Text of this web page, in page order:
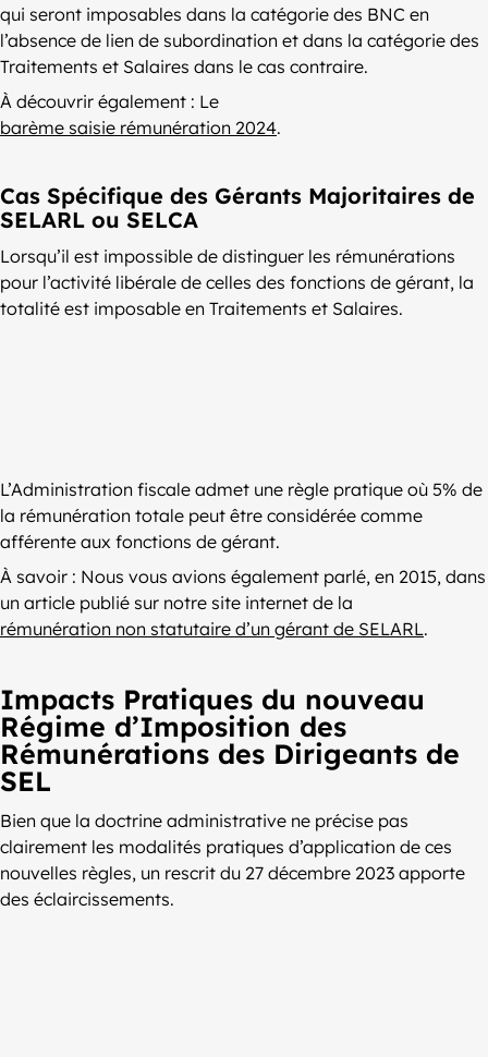
qui seront imposables dans la catégorie des BNC en
l’absence de lien de subordination et dans la catégorie des
Traitements et Salaires dans le cas contraire.
À découvrir également : Le
barème saisie rémunération 2024.
Cas Spécifique des Gérants Majoritaires de
SELARL ou SELCA
Lorsqu’il est impossible de distinguer les rémunérations
pour l’activité libérale de celles des fonctions de gérant, la
totalité est imposable en Traitements et Salaires.
L’Administration fiscale admet une règle pratique où 5% de
la rémunération totale peut être considérée comme
afférente aux fonctions de gérant.
À savoir : Nous vous avions également parlé, en 2015, dans
un article publié sur notre site internet de la
rémunération non statutaire d’un gérant de SELARL.
Impacts Pratiques du nouveau
Régime d’Imposition des
Rémunérations des Dirigeants de
SEL
Bien que la doctrine administrative ne précise pas
clairement les modalités pratiques d’application de ces
nouvelles règles, un rescrit du 27 décembre 2023 apporte
des éclaircissements.